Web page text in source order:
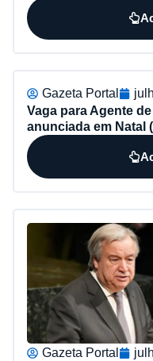
Gazeta Portal
Vaga para Agente
anunciada em Natal
Gazeta Portal